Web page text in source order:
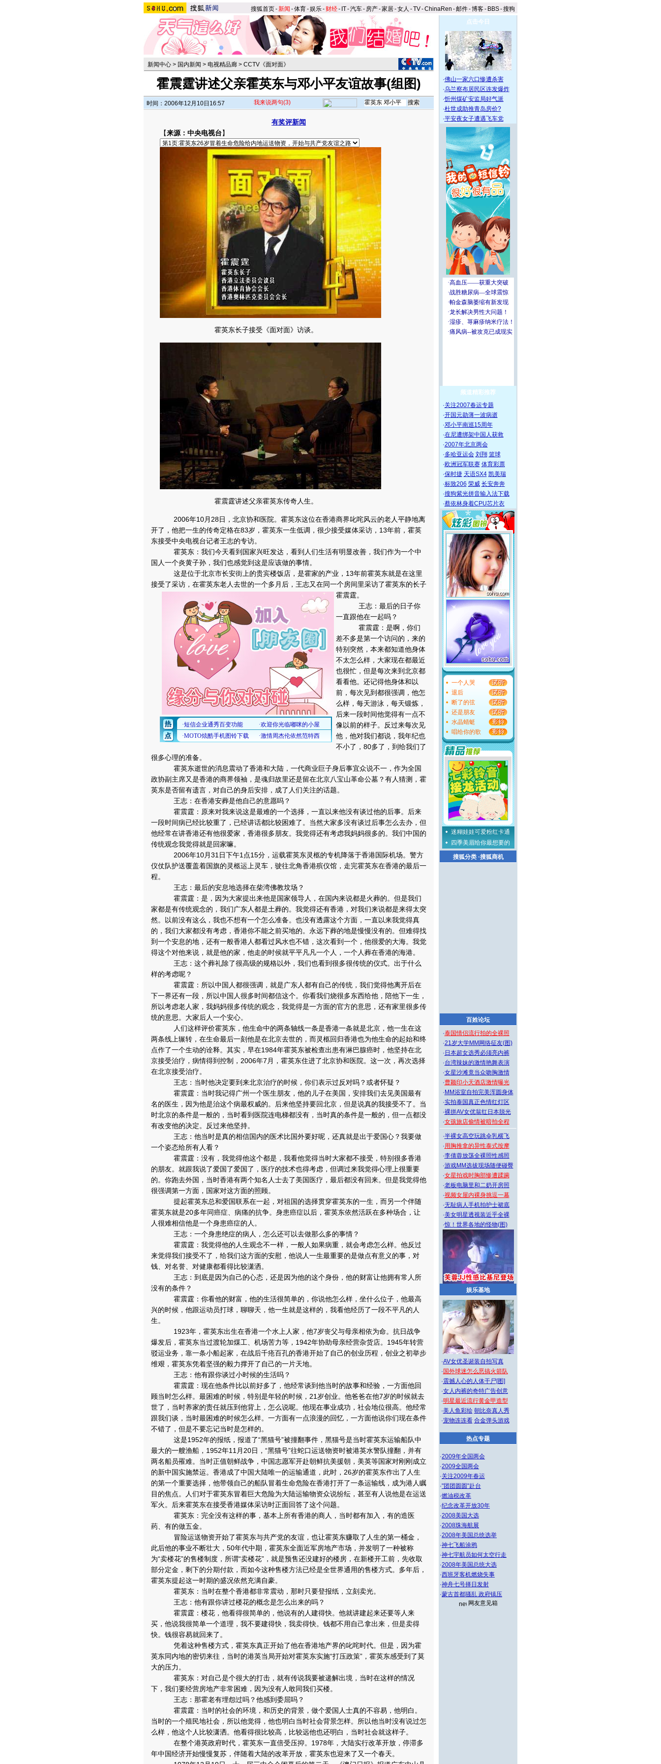
搜狐首页-新闻 -体育-娱乐- 财经- IT-汽车- 房产-家居-女人 -TV-ChinaRen -邮件-博客- BBS-搜狗
新闻中心 > 国内新闻 > 电视精品廊 > CCTV《面对面》
霍震霆讲述父亲霍英东与邓小平友谊故事(组图)
时间：2006年12月10日16:57 我来说两句(3)
有奖评新闻
【来源：中央电视台】
霍英东长子接受《面对面》访谈。
霍震霆讲述父亲霍英东传奇人生。
2006年10月28日，北京协和医院。霍英东这位在香港商界叱咤风云的老人平静地离
开了，他把一生的传奇定格在83岁，霍英东一生低调，很少接受媒体采访，13年前，霍英
东接受中央电视台记者王志的专访。
霍英东：我们今天看到国家兴旺发达，看到人们生活有明显改善，我们作为一个中
国人一个炎黄子孙，我们也感觉到这是应该做的事情。
这是位于北京市长安街上的贵宾楼饭店，是霍家的产业，13年前霍英东就是在这里
接受了采访，在霍英东老人去世的一个多月后，王志又在同一个房间里采访了霍英东的长子
霍震霆。
王志：最后的日子你
一直跟他在一起吗？
霍震霆：是啊，你们
差不多是第一个访问的，来的
特别突然，本来都知道他身体
不太怎么样，大家现在都最近
也很忙，但是每次来到北京都
看看他。还记得他身体和以
前，每次见到都很强调，他怎
么样，每天游泳，每天锻炼，
后来一段时间他觉得有一点不
像以前的样子。反过来每次见
他，他对我们都说，我年纪也
不小了，80多了，到给我们了
很多心理的准备。
霍英东逝世的消息震动了香港和大陆，一代商业巨子身后事宜众说不一，作为全国
政协副主席又是香港的商界领袖，是魂归故里还是留在北京八宝山革命公墓？有人猜测，霍
英东是否留有遗言，对自己的身后安排，成了人们关注的话题。
王志：在香港安葬是他自己的意愿吗？
霍震霆：原来对我来说这是最难的一个选择，一直以来他没有谈过他的后事。后来
一段时间病已经比较重了，已经讲话都比较困难了。当然大家多没有谈过后事怎么去办，但
他经常在讲香港还有他很爱家，香港很多朋友。我觉得还有考虑我妈妈很多的。我们中国的
传统观念我觉得就是回家嘛。
2006年10月31日下午1点15分，运载霍英东灵柩的专机降落于香港国际机场。警方
仪仗队护送覆盖着国旗的灵柩运上灵车，驶往北角香港殡仪馆，走完霍英东在香港的最后一
程。
王志：最后的安息地选择在柴湾佛教坟场？
霍震霆：是，因为大家提出来他是国家领导人，在国内来说都是火葬的。但是我们
家都是有传统观念的，我们广东人都是土葬的。我觉得还有香港，对我们来说都是来得太突
然。以前没有这么，我也不想有一个怎么准备。也没有透露这个方面，一直以来我觉得真
的，我们大家都没有考虑，香港你不能之前买地的。永远下葬的地是慢慢没有的。但难得找
到一个安息的地，还有一般香港人都看过风水也不错，这次看到一个，他很爱的大海。我觉
得这个对他来说，就是他的家，他走的时侯就平平凡凡一个人，一个人葬在香港的海港。
王志：这个葬礼除了很高级的规格以外，我们也看到很多很传统的仪式。出于什么
样的考虑呢？
霍震霆：所以中国人都很强调，就是广东人都有自己的传统，我们觉得他离开后在
下一界还有一段，所以中国人很多时间都信这个。你看我们烧很多东西给他，陪他下一生，
所以考虑老人家，我妈妈很多传统的观念，我觉得是一方面的官方的意思，还有家里很多传
统的意思。大家后人一个安心。
人们这样评价霍英东，他生命中的两条轴线一条是香港一条就是北京，他一生在这
两条线上辗转，在生命最后一刻他是在北京去世的，而灵柩回归香港也为他生命的起始和终
点作了一个生动的诠释。其实，早在1984年霍英东被检查出患有淋巴腺癌时，他坚持在北
京接受治疗，病情得到控制，2006年7月，霍英东住进了北京协和医院。这一次，再次选择
在北京接受治疗。
王志：当时他决定要到来北京治疗的时候，你们表示过反对吗？或者怀疑？
霍震霆：当时我记得广州一个医生朋友，他的儿子在美国，安排我们去见美国最有
名的医生，因为他是治这个病最权威的。后来他坚持要回北京，但是说真的我接受不了。当
时北京的条件是一般的，当时看到医院连电梯都没有，当时真的条件是一般的，但一点都没
有改变他的决定。反过来他坚持。
王志：他当时是真的相信国内的医术比国外要好呢，还真就是出于爱国心？我要做
一个姿态给所有人看？
霍震霆：没有，我觉得他这个都是，我看他觉得当时大家都不接受，特别很多香港
的朋友。就跟我说了爱国了爱国了，医疗的技术也得考虑，但调过来我觉得心理上很重要
的。你跑去外国，当时香港有两个知名人士去了美国医疗，最后都没有回来。但是我觉得他
很强调第一方面，国家对这方面的照顾。
提起霍英东总和爱国联系在一起，对祖国的选择贯穿霍英东的一生，而另一个伴随
霍英东就是20多年同癌症、病痛的抗争。身患癌症以后，霍英东依然活跃在多种场合，让
人很难相信他是一个身患癌症的人。
王志：一个身患绝症的病人，怎么还可以去做那么多的事情？
霍震霆：我觉得他的人生观念不一样，一般人如果病重，就会考虑怎么样。他反过
来觉得我们接受不了，给我们这方面的安慰，他说人一生最重要的是做点有意义的事，对
钱、对名誉、对健康都看得比较潇洒。
王志：到底是因为自己的心态，还是因为他的这个身份，他的财富让他拥有常人所
没有的条件？
霍震霆：你看他的财富，他的生活很简单的，你说他怎么样，坐什么位子，他最高
兴的时候，他跟运动员打球，聊聊天，他一生就是这样的，我看他经历了一段不平凡的人
生。
1923年，霍英东出生在香港一个水上人家，他7岁丧父与母亲相依为命。抗日战争
爆发后，霍英东当过渡轮加煤工、机场苦力等，1942年协助母亲经营杂货店。1945年转营
驳运业务，靠一条小船起家，在战后千疮百孔的香港开始了自己的创业历程，创业之初举步
维艰，霍英东凭着坚强的毅力撑开了自己的一片天地。
王志：他有跟你谈过小时候的生活吗？
霍震霆：现在他条件比以前好多了，他经常谈到他当时的故事和经验，一方面他回
顾当时怎么样。最困难的时候，特别是年轻的时候，21岁创业。他爸爸在他7岁的时候就去
世了，当时养家的责任就压到他背上，怎么说呢。他现在事业成功，社会地位很高。他经常
跟我们谈，当时最困难的时候怎么样。一方面有一点浪漫的回忆，一方面他说你们现在条件
不错了，但是不要忘记当时是怎样的。
这是1952年的报纸，报道了“黑猫号”被撞翻事件，黑猫号是当时霍英东运输船队中
最大的一艘渔船，1952年11月20日，“黑猫号”往蛇口运送物资时被港英水警队撞翻，并有
两名船员罹难。当时正值朝鲜战争，中国志愿军开赴朝鲜抗美援朝，美英等国家对刚刚成立
的新中国实施禁运。香港成了中国大陆唯一的运输通道，此时，26岁的霍英东作出了人生
的第一个重要选择，他带领自己的船队冒着生命危险在香港打开了一条运输线，成为港人瞩
目的焦点。人们对于霍英东冒着巨大危险为大陆运输物资众说纷纭，甚至有人说他是在运送
军火。后来霍英东在接受香港媒体采访时正面回答了这个问题。
霍英东：完全没有这样的事，基本上所有香港的商人，当时都有加入，有的造医
药、有的做五金。
冒险运送物资开始了霍英东与共产党的友谊，也让霍英东赚取了人生的第一桶金，
此后他的事业不断壮大，50年代中期，霍英东全面近军房地产市场，并发明了一种被称
为“卖楼花”的售楼制度，所谓“卖楼花”，就是预售还没建好的楼房，在新楼开工前，先收取
部分定金，剩下的分期付款，而如今这种售楼方法已经是全世界通用的售楼方式。多年后，
霍英东提起这一时期的盛况依然充满自豪。
霍英东：当时在整个香港都非常震动，那时只要登报纸，立刻卖光。
王志：他有跟你讲过楼花的概念是怎么出来的吗？
霍震霆：楼花，他看得很简单的，他说有的人建得快。他就讲建起来还要等人来
买，他说我很简单一个道理，我不要建得快，我卖得快。钱都不用自己拿出来，但是卖得
快。钱很容易就回来了。
凭着这种售楼方式，霍英东真正开始了他在香港地产界的叱咤时代。但是，因为霍
英东同内地的密切来往，当时的港英当局开始对霍英东实施“打压政策”，霍英东感受到了莫
大的压力。
霍英东：对自己是个很大的打击，就有传说我要被递解出境，当时在这样的情况
下，我们要经营房地产非常困难，因为没有人敢同我们买楼。
王志：那霍老有埋怨过吗？他感到委屈吗？
霍震霆：当时的社会的环境，和历史的背景，做个爱国人士真的不容易，他明白。
当时的一个殖民地社会，所以他觉得，他也明白当时社会背景怎样。所以他当时没有说过怎
么样，他这个人比较潇洒。他看得很比较高，比较远他也还明白，当时社会就这样子。
在整个港英政府时代，霍英东一直倍受压抑。1978年，大陆实行改革开放，停滞多
年中国经济开始慢慢复苏，伴随着大陆的改革开放，霍英东也迎来了又一个春天。
点击今日
·佛山一家六口惨遭杀害
·乌兰察布居民区连发爆炸
·忻州煤矿安监局好气派
·杜世成助推青岛房价?
·平安夜女子遭遇飞车党
频道精彩推荐
·关注2007春运专题
·开国元勋薄一波病逝
·邓小平南巡15周年
·在尼遭绑架中国人获救
·2007年北京两会
·多哈亚运会 刘翔 篮球
·欧洲冠军联赛 体育彩票
·保时捷 天语SX4 凯美瑞
·标致206 荣威 长安奔奔
·搜狗紫光拼音输入法下载
·蔡依林身着CPU芯片衣
一个人哭
退后
断了的弦
还是朋友
水晶蜻蜓
唱给你的歌
迷糊娃娃可爱粉红卡通
四季美眉给你最想要的
搜狐分类·搜狐商机
百姓论坛
·泰国情侣流行拍的全裸照
·21岁大学MM网络征友(图)
· 日本超女选秀必须亮内裤
·台湾辣妹的激情艳舞表演
·女星沙滩竟当众吻胸激情
·曹颖印小天酒店激情曝光
· MM浴室自拍完美浑圆身体
·实拍泰国真正色情红灯区
·裸拼AV女优翁红日本脱光
·女孩旅店偷情被暗拍全程
·半裸女高空玩跳伞乳横飞
·用胸推拿的异性泰式按摩
·李倩蓉放荡全裸照性感照
·游戏MM选拔现场随便碰臀
·女星拍戏时胸部惨遭蹂躏
·老板电脑里和二奶开房照
·视频女屋内裸身挑逗一幕
·无耻病人手机拍护士裙底
·美女明星透视装近乎全裸
·惊！世界各地的怪物(图)
娱乐基地
·AV女优圣诞装自拍写真
· 国外球迷怎么恶搞火箭队
·震撼人心的人体干尸[图]
·女人内裤的奇特广告创意
·明星最近流行黄金甲造型
·美人鱼彩绘 朝比奈真人秀
·宠物连连看 合金弹头游戏
热点专题
·2009年全国两会
·2009全国两会
·关注2009年春运
·"团团圆圆"赴台
·燃油税改革
·纪念改革开放30年
·2008美国大选
·2008珠海航展
·2008年美国总统选举
·神七飞船涂鸦
·神七宇航员如何太空行走
·2008年美国总统大选
·西班牙客机燃烧失事
·神舟七号择日发射
·蒙古首都骚乱 政府镇压
网友意见箱